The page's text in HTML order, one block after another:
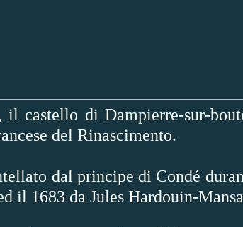
il castello di Dampierre-sur-
del Rinascimento.
dal principe di Condé
il 1683 da Jules Hardouin-